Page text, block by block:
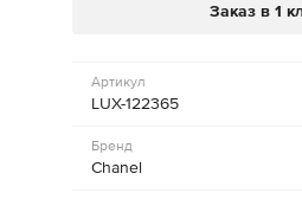
Заказ в 1
Артикул
LUX-122365
Бренд
Chanel